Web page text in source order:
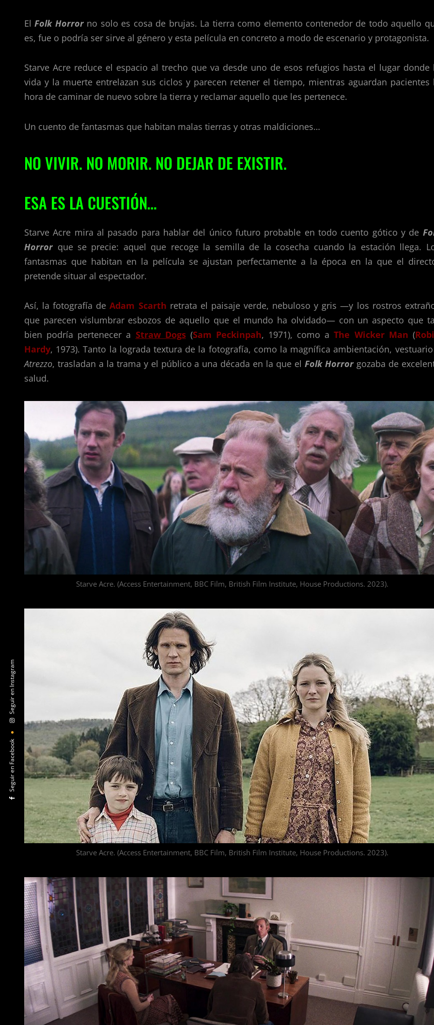
Seguir en Facebook
Seguir en Instagram
ElFolk Horrorno solo es cosa de brujas. La tierra como elemento contenedor de todo aquello
es, fue o podría ser sirve al género y esta película en concreto a modo de escenario y protagonista.
Starve Acre reduce el espacio al trecho que va desde uno de esos refugios hasta el lugar donde
vida y la muerte entrelazan sus ciclos y parecen retener el tiempo, mientras aguardan pacientes
hora de caminar de nuevo sobre la tierra y reclamar aquello que les pertenece.
Un cuento de fantasmas que habitan malas tierras y otras maldiciones…
NO VIVIR. NO MORIR. NO DEJAR DE EXISTIR.
ESA ES LA CUESTIÓN…
Starve Acre mira al pasado para hablar del único futuro probable en todo cuento gótico y de
Horror que se precie: aquel que recoge la semilla de la cosecha cuando la estación llega.
fantasmas que habitan en la película se ajustan perfectamente a la época en la que el
pretende situar al espectador.
Así, la fotografía deAdam Scarth retrata el paisaje verde, nebuloso y gris —y los rostros
que parecen vislumbrar esbozos de aquello que el mundo ha olvidado— con un aspecto que
bien podría pertenecer a Straw Dogs(Sam Peckinpah, 1971), como aThe Wicker Man (
Hardy, 1973). Tanto la lograda textura de la fotografía, como la magnífica ambientación,
Atrezzo, trasladan a la trama y el público a una década en la que elFolk Horror gozaba de
salud.
Starve Acre. (Access Entertainment, BBC Film, British Film Institute, House Productions. 2023).
Starve Acre. (Access Entertainment, BBC Film, British Film Institute, House Productions. 2023).